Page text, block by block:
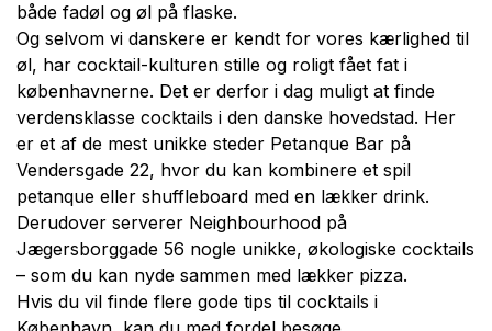
både fadøl og øl på flaske.
Og selvom vi danskere er kendt for vores kærlighed til
øl, har cocktail-kulturen stille og roligt fået fat i
københavnerne. Det er derfor i dag muligt at finde
verdensklasse cocktails i den danske hovedstad. Her
er et af de mest unikke steder Petanque Bar på
Vendersgade 22, hvor du kan kombinere et spil
petanque eller shuffleboard med en lækker drink.
Derudover serverer Neighbourhood på
Jægersborggade 56 nogle unikke, økologiske cocktails
– som du kan nyde sammen med lækker pizza.
Hvis du vil finde flere gode tips til cocktails i